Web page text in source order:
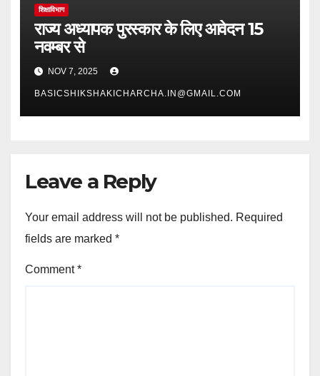
शिक्षाविभाग
राज्य अध्यापक पुरस्कार के लिए आवेदन 15
नवम्बर से
NOV 7, 2025
BASICSHIKSHAKICHARCHA.IN@GMAIL.COM
Leave a Reply
Your email address will not be published. Required
fields are marked *
Comment*